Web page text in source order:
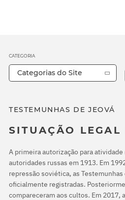
TESTEMUNHAS DE JEOVÁ
SITUAÇÃO
A primeira autorização para
autoridades russas em 1913. Em
repressão soviética, as Testemunhas
oficialmente registradas.
compareceram aos cultos. Em 2017,
CATEGORIA
Categorias do Site